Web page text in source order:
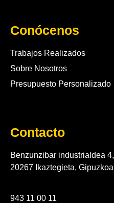
Conócenos
Trabajos Realizados
Sobre Nosotros
Presupuesto Personalizado
Contacto
Benzunzibar industrialdea 4,
20267 Ikaztegieta, Gipuzkoa
943 11 00 11